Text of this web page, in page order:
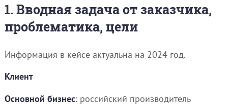
1. Вводная задача от заказчика,
проблематика, цели
Информация в кейсе актуальна на 2024 год.
Клиент
Основной бизнес: российский производитель